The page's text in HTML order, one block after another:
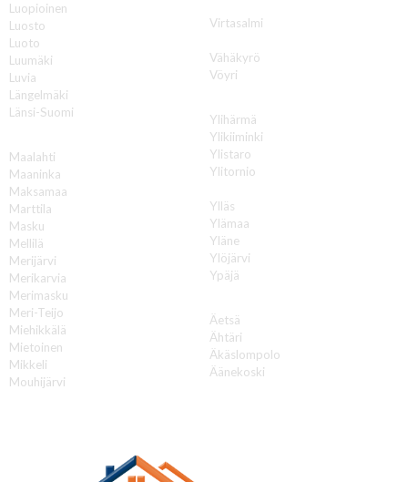
Luopioinen
Luosto
Luoto
Luumäki
Luvia
Längelmäki
Länsi-Suomi
Maalahti
Maaninka
Maksamaa
Marttila
Masku
Mellilä
Merijärvi
Merikarvia
Merimasku
Meri-Teijo
Miehikkälä
Mietoinen
Mikkeli
Mouhijärvi
Virtasalmi
Vähäkyrö
Vöyri
Ylihärmä
Ylikiiminki
Ylistaro
Ylitornio
Ylläs
Ylämaa
Yläne
Ylöjärvi
Ypäjä
Äetsä
Ähtäri
Äkäslompolo
Äänekoski